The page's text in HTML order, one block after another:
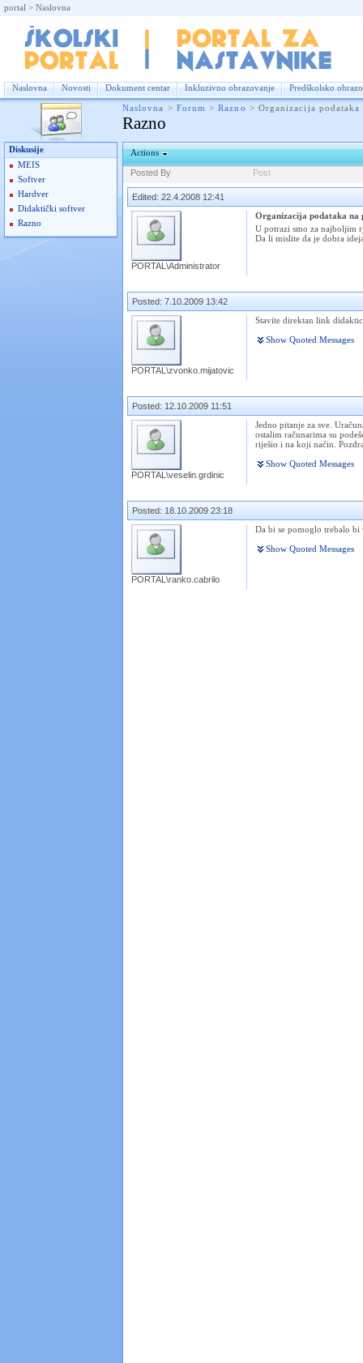
portal > Naslovna
Naslovna Novosti Dokument centar Inkluzivno obrazovanje Predškolsko
Naslovna > Forum >Razno > Organizacija
Razno
Diskusije
MEIS
Softver
Hardver
Didaktički softver
Razno
Actions
Posted By Post
Edited: 22.4.2008 12:41
PORTAL\Administrator
Organizacija podataka na
U potrazi smo za najboljim
Da li mislite da je dobra
Posted: 7.10.2009 13:42
PORTAL\zvonko.mijatovic
Stavite direktan link
Show Quoted Messages
Posted: 12.10.2009 11:51
PORTAL\veselin.grdinic
Jedno pitanje za sve.
ostalim računarima su
riješio i na koji način.
Show Quoted Messages
Posted: 18.10.2009 23:18
PORTAL\ranko.cabrilo
Da bi se pomoglo trebalo
Show Quoted Messages